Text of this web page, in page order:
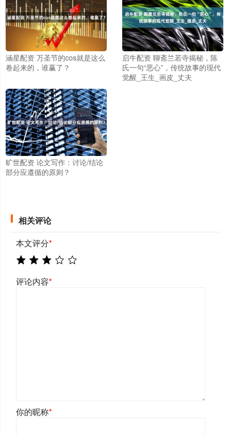
涵星配资 万圣节的cos就是这么
卷起来的，谁赢了？
启牛配资 聊斋兰若寺揭秘，陈
氏一句“恶心”，传统故事的现代
觉醒_王生_画皮_丈夫
旷世配资 论文写作：讨论/结论
部分应遵循的原则？
相关评论
本文评分*
评论内容*
你的昵称*